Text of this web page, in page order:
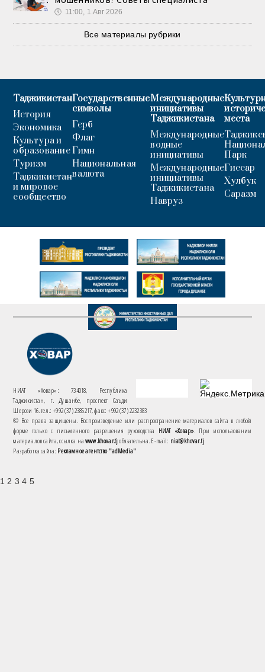
🕔 11:00, 1.Авг 2026
Все материалы рубрики
Таджикистан
История
Экономика
Культура и
образование
Туризм
Таджикистан
и мировое
сообщество
Государственные
символы
Герб
Флаг
Гимн
Национальная
валюта
Международные
инициативы
Таджикистана
Международные
водные
инициативы
Международные
инициативы
Таджикистана
Навруз
места
Парк
Гиссар
Хулбук
Саразм
НИАТ «Ховар»: 734018, Республика
Таджикистан, г. Душанбе, проспект Саъди
Шерози 16. тел.: +992 (37) 2385217, факс: +992 (37) 2232383
© Все права защищены. Воспроизведение или распространение материалов сайта в любой
форме только с письменного разрешения руководства НИАТ «Ховар». При использовании
материалов сайта, ссылка наwww.khovar.tjобязательна. E-mail: niat@khovar.tj
Разработка сайта: Рекламное агентство "adMedia"
1 2 3 4 5